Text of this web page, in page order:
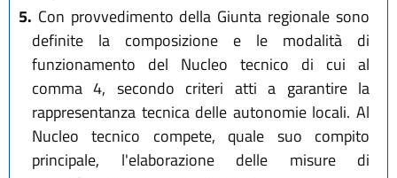
5. Con provvedimento della Giunta regionale sono
definite la composizione e le modalità di
funzionamento del Nucleo tecnico di cui al
comma 4, secondo criteri atti a garantire la
rappresentanza tecnica delle autonomie locali. Al
Nucleo tecnico compete, quale suo compito
principale, l'elaborazione delle misure di